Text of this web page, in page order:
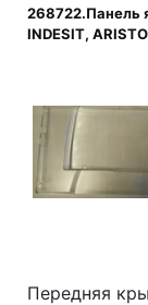
268722.Панель
INDESIT,
Передняя